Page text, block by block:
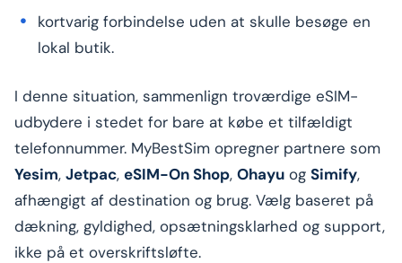
kortvarig forbindelse uden at skulle besøge en
lokal butik.
I denne situation, sammenlign troværdige eSIM-
udbydere i stedet for bare at købe et tilfældigt
telefonnummer. MyBestSim opregner partnere som
Yesim, Jetpac, eSIM-On Shop, Ohayu og Simify,
afhængigt af destination og brug. Vælg baseret på
dækning, gyldighed, opsætningsklarhed og support,
ikke på et overskriftsløfte.